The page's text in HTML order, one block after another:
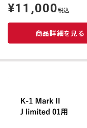
定
価
¥11,000税込
商品詳細を見る